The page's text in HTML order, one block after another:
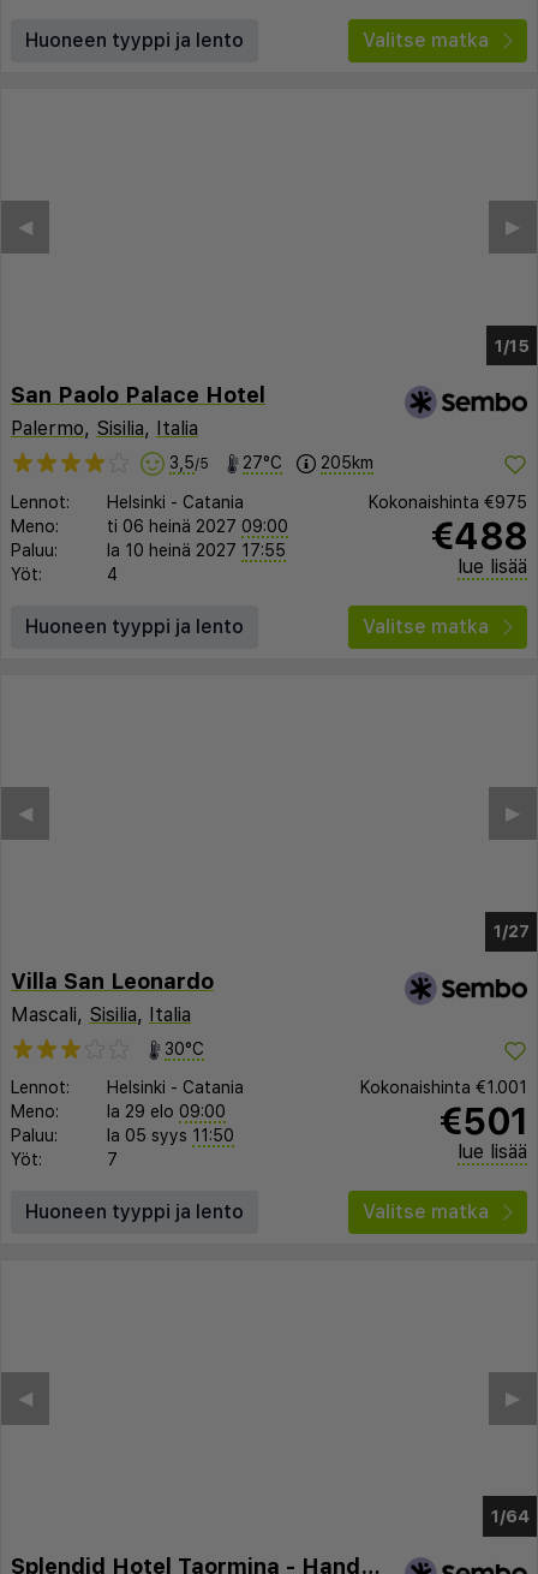
Huoneen tyyppi ja lento Valitse matka
1/11
▶︎
◀︎
San Paolo Palace Hotel
Palermo, Sisilia, Italia
3,5/5 27°C 205km
Lennot: Helsinki - Catania
Meno:
ti 06 heinä 2027 09:00
Paluu:
la 10 heinä 2027 17:55
Yöt:
4
Kokonaishinta €975
€488
lue lisää
Huoneen tyyppi ja lento Valitse matka
1/23
▶︎
◀︎
Villa San Leonardo
Mascali, Sisilia, Italia
30°C
Lennot:
Helsinki - Catania
Meno:
la 29 elo 09:00
Paluu:
la 05 syys 11:50
Yöt:
7
Kokonaishinta €1.001
€501
lue lisää
Huoneen tyyppi ja lento Valitse matka
1/57
▶︎
◀︎
Splendid Hotel Taormina - Handwritten Collection